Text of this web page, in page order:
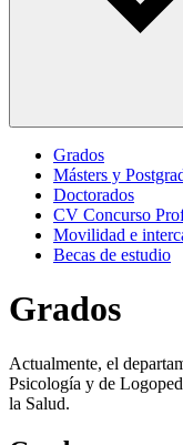
Grados
Másters y
Doctorados
CV Concurso
Movilidad e
Becas de estudio
Grados
Actualmente, el
Psicología y de
la Salud.